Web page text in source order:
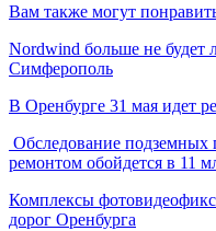
Вам также могут
Nordwind больше не будет
Симферополь
В Оренбурге 31 мая идет
Обследование подземных
ремонтом обойдется в 11
Комплексы
дорог Оренбурга